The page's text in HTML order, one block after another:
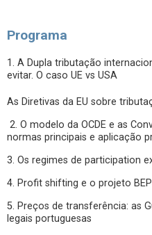
Programa
1. A Dupla tributação
evitar. O caso UE vs USA
As Diretivas da EU sobre
2. O modelo da OCDE e as
normas principais e aplicação
3. Os regimes de participation
4. Profit shifting e o projeto
5. Preços de transferência: as
legais portuguesas